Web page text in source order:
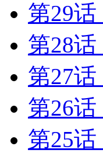
第29话
第28话
第27话
第26话
第25话